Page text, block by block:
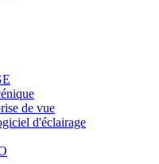
de vue
d'éclairage